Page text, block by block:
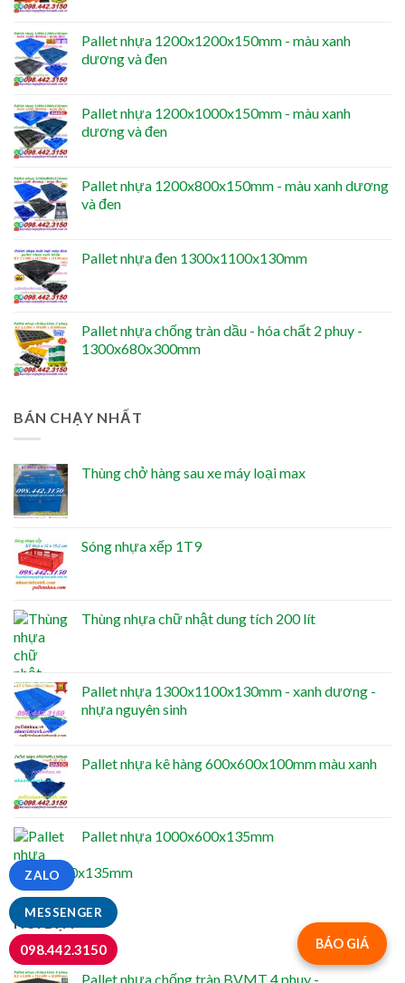
Pallet nhựa 1200x1200x150mm - màu xanh
dương và đen
Pallet nhựa 1200x1000x150mm - màu xanh
dương và đen
Pallet nhựa 1200x800x150mm - màu xanh dương
và đen
Pallet nhựa đen 1300x1100x130mm
Pallet nhựa chống tràn dầu - hóa chất 2 phuy -
1300x680x300mm
BÁN CHẠY NHẤT
Thùng chở hàng sau xe máy loại max
Sóng nhựa xếp 1T9
Thùng nhựa chữ nhật dung tích 200 lít
Pallet nhựa 1300x1100x130mm - xanh dương -
nhựa nguyên sinh
Pallet nhựa kê hàng 600x600x100mm màu xanh
Pallet nhựa 1000x600x135mm
NỔI BẬT
Pallet nhựa chống tràn BVMT 4 phuy -
BÁO GIÁ
MESSENGER
ZALO
098.442.3150